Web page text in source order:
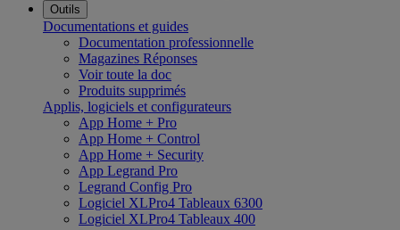
Outils
Documentations et guides
Documentation professionnelle
Magazines Réponses
Voir toute la doc
Produits supprimés
Applis, logiciels et configurateurs
App Home + Pro
App Home + Control
App Home + Security
App Legrand Pro
Legrand Config Pro
Logiciel XLPro4 Tableaux 6300
Logiciel XLPro4 Tableaux 400